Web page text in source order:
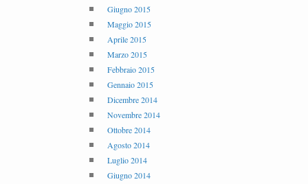
Giugno 2015
Maggio 2015
Aprile 2015
Marzo 2015
Febbraio 2015
Gennaio 2015
Dicembre 2014
Novembre 2014
Ottobre 2014
Agosto 2014
Luglio 2014
Giugno 2014